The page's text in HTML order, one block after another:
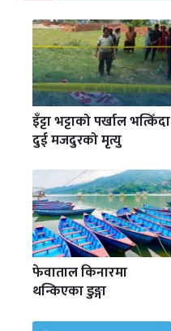
इँट्टा भट्टाको पर्खाल भत्किँदा
दुई मजदुरको मृत्यु
फेवाताल किनारमा
थन्किएका डुङ्गा